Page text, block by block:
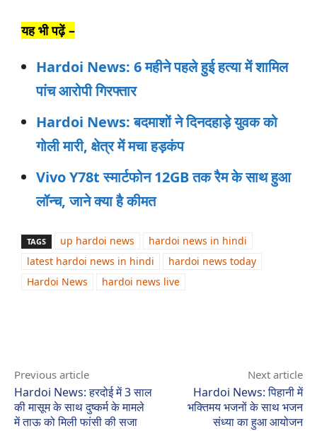
यह भी पढ़ें –
Hardoi News: 6 महीने पहले हुई हत्या में शामिल
पांच आरोपी गिरफ्तार
Hardoi News: बदमाशों ने दिनदहाड़े युवक को
गोली मारी, क्षेत्र में मचा हड़कंप
Vivo Y78t स्‍मार्टफोन 12GB तक रैम के साथ हुआ
लॉन्‍च, जाने क्या है कीमत
TAGS up hardoi news
hardoi news in hindi
latest hardoi news in hindi
hardoi news today
Hardoi News
hardoi news live
Previous article
Hardoi News: हरदोई में 3 साल
की मासूम के साथ दुष्कर्म के मामले
में ताऊ को मिली फांसी की सजा
Next article
Hardoi News: पिहानी में
भक्तिमय भजनों के साथ भजन
संध्या का हुआ आयोजन